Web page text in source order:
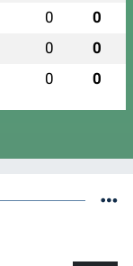
0 0
0 0
0 0